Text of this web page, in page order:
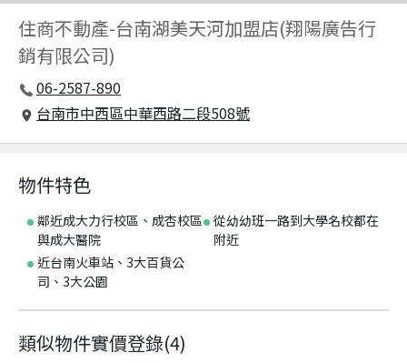
住商不動產-台南湖美天河加盟店(翔陽廣告行
銷有限公司)
06-2587-890
台南市中西區中華西路二段508號
物件特色
鄰近成大力行校區、成杏校區
與成大醫院
從幼幼班一路到大學名校都在
附近
近台南火車站、3大百貨公
司、3大公園
類似物件實價登錄(4)